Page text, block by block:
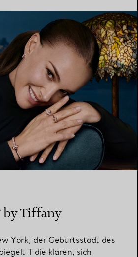
by Tiffany
York, der Geburtsstadt des
T die klaren, sich